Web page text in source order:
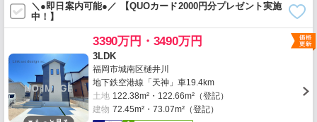
＼●即日案内可能●／ 【QUOカード2000円分プレゼント実施
中！】
3390万円・3490万円
3LDK
福岡市城南区樋井川
地下鉄空港線「天神」車19.4km
土地 122.38m²・122.66m²（登記）
建物 72.45m²・73.07m²（登記）